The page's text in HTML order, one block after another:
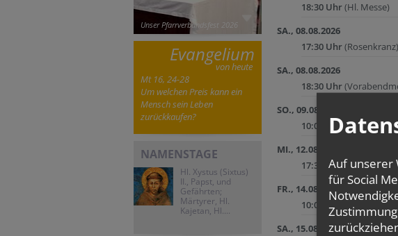
Unser Pfarrverbandsfest 2026
Evangelium
von heute
Mt 16, 24-28
Um welchen Preis kann ein
Mensch sein Leben
zurückkaufen?
NAMENSTAGE
Hl. Xystus (Sixtus)
II., Papst, und
Gefährten;
Märtyrer, Hl.
Kajetan, Hl....
18:30 Uhr(Hl. Messe)
SA., 08.08.2026
17:30 Uhr(Rosenkranz)
SA., 08.08.2026
18:30 Uhr
SO., 09.08.2026
10:00 Uhr(Hl. Messe)
MI., 12.08.2026
17:30 Uhr(Rosenkranz)
FR., 14.08.2026
10:00 Uhr
(Hl. Messe)
SA., 15.08.2026
Auf unserer
für Social